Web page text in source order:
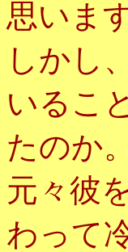
思います
しかし
いるこ
たのか。
元々彼
わって